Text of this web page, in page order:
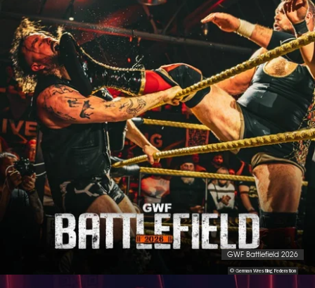
© German Wrestling Federation
GWF Battlefield 2026